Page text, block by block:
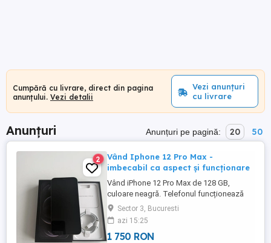
Cumpără cu livrare, direct din pagina
anunțului. Vezi detalii
Vezi anunțuri
cu livrare
Anunțuri Anunțuri pe pagină: 20 50
2
Vând Iphone 12 Pro Max -
imbecabil ca aspect și funcționare
Vând iPhone 12 Pro Max de 128 GB,
culoare neagră. Telefonul funcționează
ireproșabil din punct de vedere tehnic, iar
ca aspect este ca nou. Detalii: Stare
estetică: Nota 10 10. Nu prezintă urme de
utilizare. Spatele este intact. Tehnic:
Sector 3, Bucuresti
azi 15:25
1 750 RON